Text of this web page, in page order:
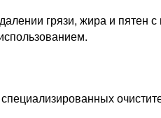
грязи, жира и пятен